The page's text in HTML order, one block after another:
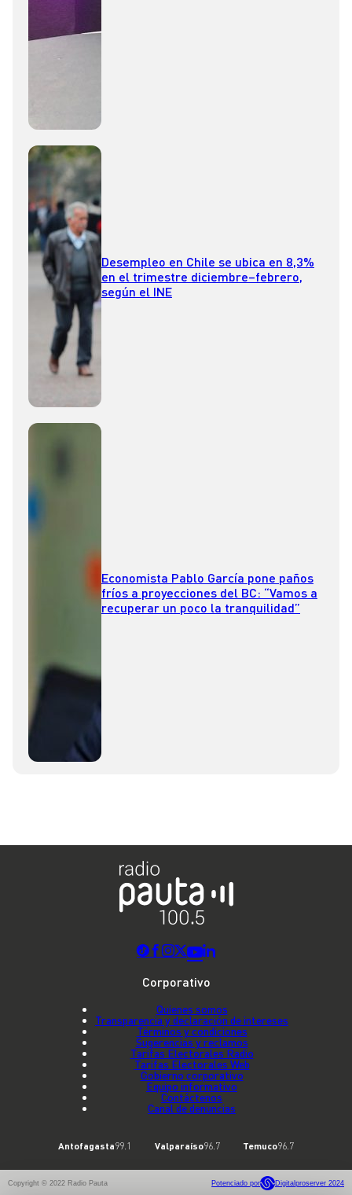
Desempleo en Chile se ubica en 8,3%
en el trimestre diciembre–febrero,
según el INE
Economista Pablo García pone paños
fríos a proyecciones del BC: “Vamos a
recuperar un poco la tranquilidad”
Corporativo
Quienes somos
Transparencia y declaración de intereses
Términos y condiciones
Sugerencias y reclamos
Tarifas Electorales Radio
Tarifas Electorales Web
Gobierno corporativo
Equipo informativo
Contáctenos
Canal de denuncias
Antofagasta99.1 Valparaíso96.7 Temuco96.7
Copyright © 2022 Radio Pauta Potenciado por Digitalproserver 2024